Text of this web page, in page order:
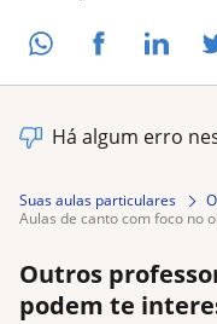
Há algum erro
Suas aulas particulares
aulas de canto com foco no
Outros
podem te